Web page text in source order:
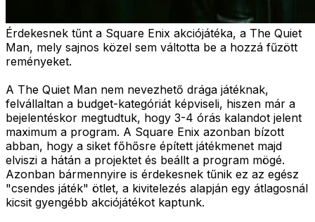
Érdekesnek tűnt a Square Enix akciójátéka, a The Quiet
Man, mely sajnos közel sem váltotta be a hozzá fűzött
reményeket.
A The Quiet Man nem nevezhető drága játéknak,
felvállaltan a budget-kategóriát képviseli, hiszen már a
bejelentéskor megtudtuk, hogy 3-4 órás kalandot jelent
maximum a program. A Square Enix azonban bízott
abban, hogy a siket főhősre épített játékmenet majd
elviszi a hátán a projektet és beállt a program mögé.
Azonban bármennyire is érdekesnek tűnik ez az egész
"csendes játék" ötlet, a kivitelezés alapján egy átlagosnál
kicsit gyengébb akciójátékot kaptunk.